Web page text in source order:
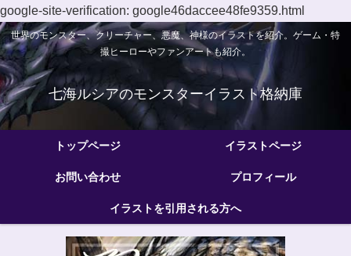
google-site-verification: google46daccee48fe9359.html
世界のモンスター、クリーチャー、悪魔、神様のイラストを紹介。ゲーム・特
撮ヒーローやファンアートも紹介。
七海ルシアのモンスターイラスト格納庫
トップページ イラストページ
お問い合わせ プロフィール
イラストを引用される方へ